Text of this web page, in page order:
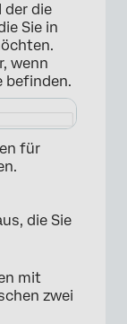
×
der die
Sie in
wenn
befinden.
für
die Sie
mit
zwei